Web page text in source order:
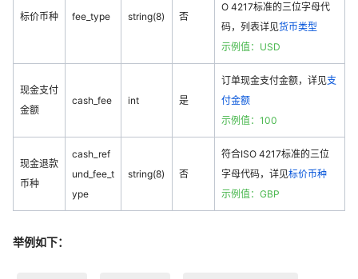
标价币种 fee_type string(8) 否
O 4217标准的三位字母代
码，列表详见货币类型
示例值：USD
现金支付
金额
cash_fee int 是
订单现金支付金额，详见支
付金额
示例值：100
现金退款
币种
cash_ref
und_fee_t
ype
string(8) 否
符合ISO 4217标准的三位
字母代码，详见标价币种
示例值：GBP
举例如下：